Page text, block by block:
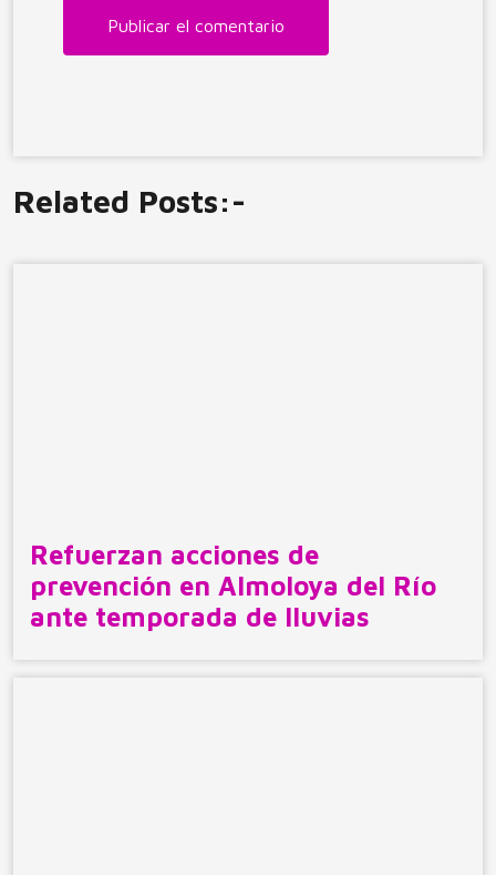
Related Posts:-
Refuerzan acciones de
prevención en Almoloya del Río
ante temporada de lluvias